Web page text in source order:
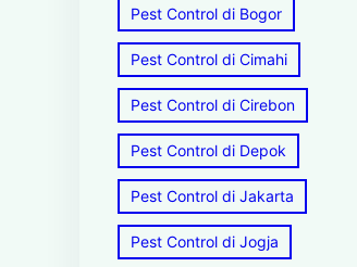
Pest Control di Bogor
Pest Control di Cimahi
Pest Control di Cirebon
Pest Control di Depok
Pest Control di Jakarta
Pest Control di Jogja